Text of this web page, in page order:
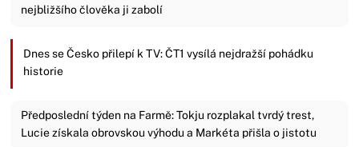
nejbližšího člověka ji zabolí
Dnes se Česko přilepí k TV: ČT1 vysílá nejdražší pohádku
historie
Předposlední týden na Farmě: Tokju rozplakal tvrdý trest,
Lucie získala obrovskou výhodu a Markéta přišla o jistotu